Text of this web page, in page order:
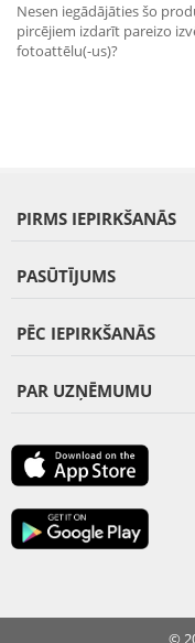
Nesen iegādājāties šo
pircējiem izdarīt pareizo
fotoattēlu(-us)?
PIRMS IEPIRKŠANĀS
PASŪTĪJUMS
PĒC IEPIRKŠANĀS
PAR UZŅĒMUMU
©